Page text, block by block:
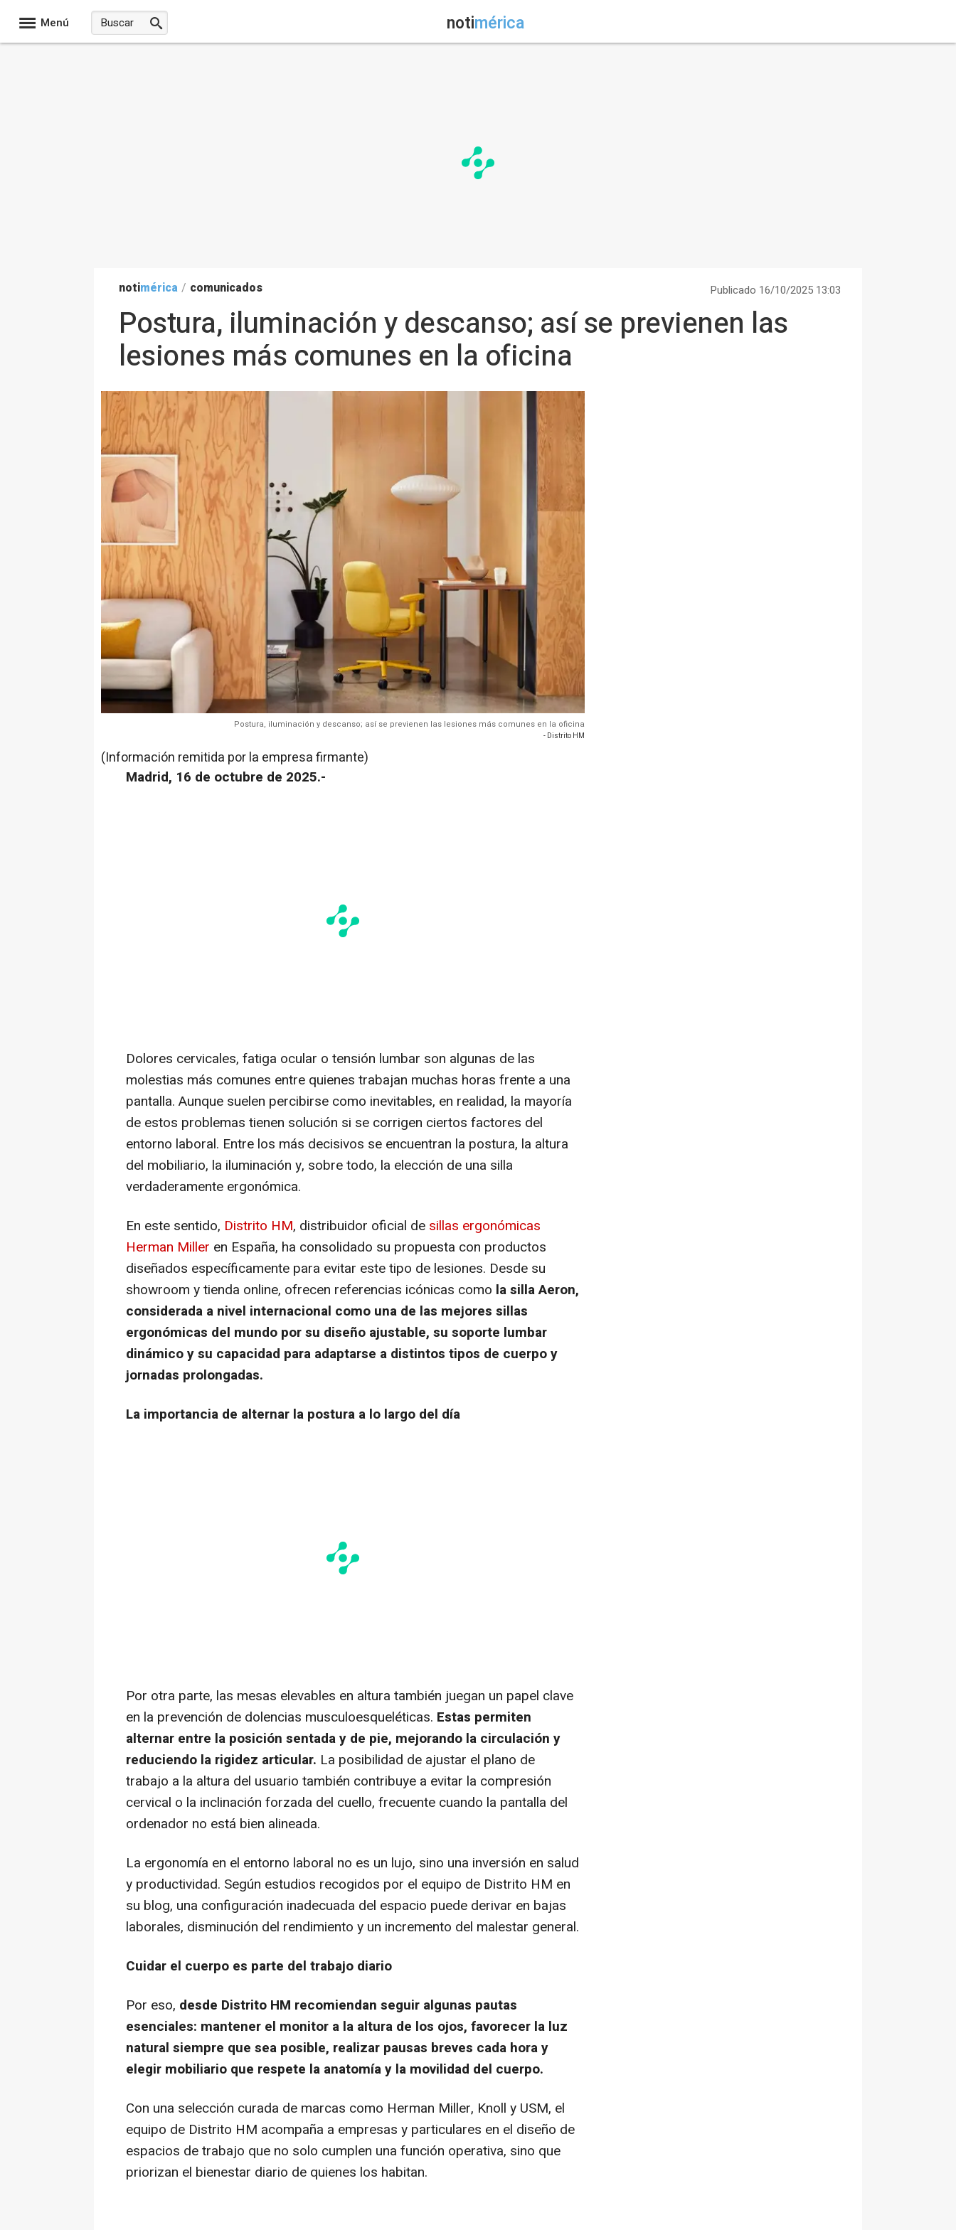
Menú notimérica
notimérica / comunicados Publicado 16/10/2025 13:03
Postura, iluminación y descanso; así se previenen las
lesiones más comunes en la oficina
Postura, iluminación y descanso; así se previenen las lesiones más comunes en la oficina
- Distrito HM
(Información remitida por la empresa firmante)
Madrid, 16 de octubre de 2025.-
Dolores cervicales, fatiga ocular o tensión lumbar son algunas de las
molestias más comunes entre quienes trabajan muchas horas frente a una
pantalla. Aunque suelen percibirse como inevitables, en realidad, la mayoría
de estos problemas tienen solución si se corrigen ciertos factores del
entorno laboral. Entre los más decisivos se encuentran la postura, la altura
del mobiliario, la iluminación y, sobre todo, la elección de una silla
verdaderamente ergonómica.
En este sentido, Distrito HM, distribuidor oficial de sillas ergonómicas
Herman Miller en España, ha consolidado su propuesta con productos
diseñados específicamente para evitar este tipo de lesiones. Desde su
showroom y tienda online, ofrecen referencias icónicas como la silla Aeron,
considerada a nivel internacional como una de las mejores sillas
ergonómicas del mundo por su diseño ajustable, su soporte lumbar
dinámico y su capacidad para adaptarse a distintos tipos de cuerpo y
jornadas prolongadas.
La importancia de alternar la postura a lo largo del día
Por otra parte, las mesas elevables en altura también juegan un papel clave
en la prevención de dolencias musculoesqueléticas. Estas permiten
alternar entre la posición sentada y de pie, mejorando la circulación y
reduciendo la rigidez articular. La posibilidad de ajustar el plano de
trabajo a la altura del usuario también contribuye a evitar la compresión
cervical o la inclinación forzada del cuello, frecuente cuando la pantalla del
ordenador no está bien alineada.
La ergonomía en el entorno laboral no es un lujo, sino una inversión en salud
y productividad. Según estudios recogidos por el equipo de Distrito HM en
su blog, una configuración inadecuada del espacio puede derivar en bajas
laborales, disminución del rendimiento y un incremento del malestar general.
Cuidar el cuerpo es parte del trabajo diario
Por eso, desde Distrito HM recomiendan seguir algunas pautas
esenciales: mantener el monitor a la altura de los ojos, favorecer la luz
natural siempre que sea posible, realizar pausas breves cada hora y
elegir mobiliario que respete la anatomía y la movilidad del cuerpo.
Con una selección curada de marcas como Herman Miller, Knoll y USM, el
equipo de Distrito HM acompaña a empresas y particulares en el diseño de
espacios de trabajo que no solo cumplen una función operativa, sino que
priorizan el bienestar diario de quienes los habitan.